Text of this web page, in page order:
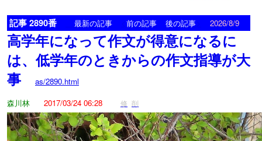
記事 2890番 最新の記事 前の記事 後の記事 2026/8/9
高学年になって作文が得意になるに
は、低学年のときからの作文指導が大
事
as/2890.html
森川林
2017/03/24 06:28 修 削